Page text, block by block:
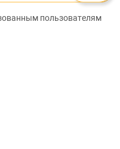
пользователям